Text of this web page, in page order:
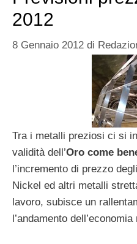
2012
8 Gennaio 2012 di
Tra i metalli preziosi ci si
validità dell’Oro come
l’incremento di prezzo
Nickel ed altri metalli
lavoro, subisce un
l’andamento dell’economia